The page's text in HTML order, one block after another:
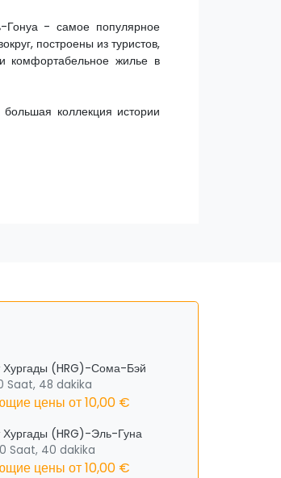
Гонуа - самое популярное
построены из туристов,
комфортабельное жилье в
коллекция истории
Хургады (HRG)-Сома-Бэй
Saat, 48 dakika
цены от10,00 €
Хургады (HRG)-Эль-Гуна
Saat, 40 dakika
цены от10,00 €